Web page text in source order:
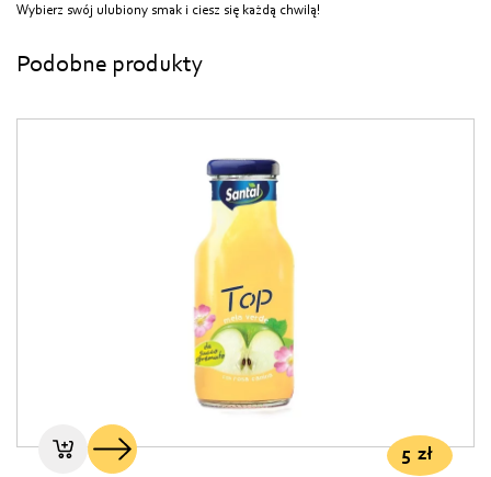
Wybierz swój ulubiony smak i ciesz się każdą chwilą!
Podobne produkty
5 zł